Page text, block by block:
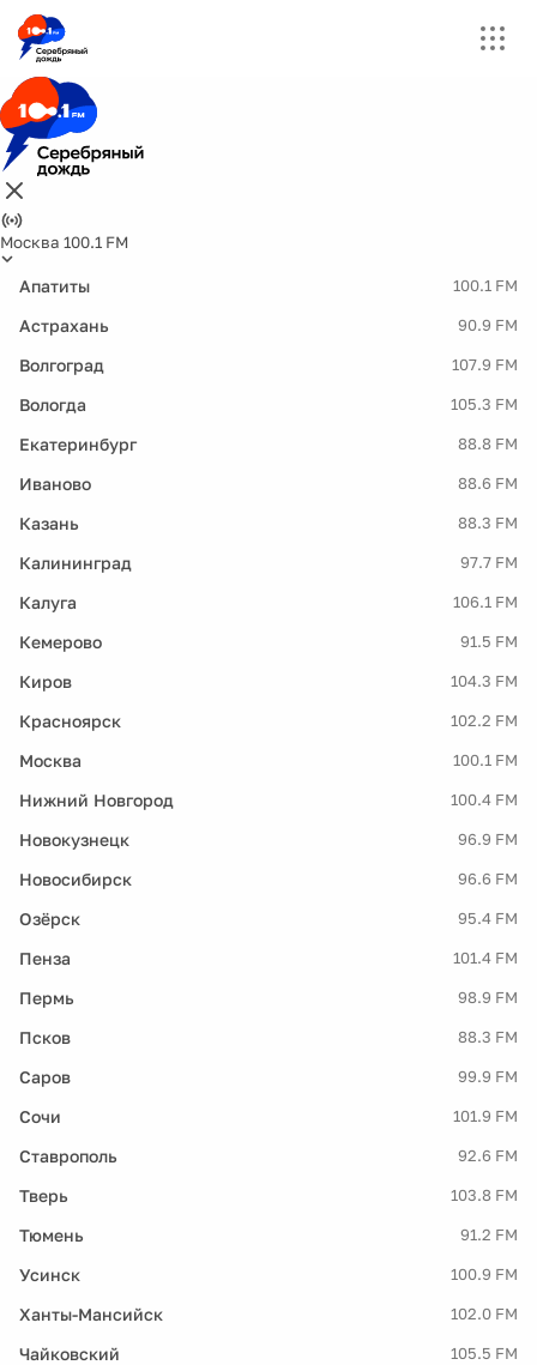
Москва 100.1 FM
Апатиты 100.1 FM
Астрахань 90.9 FM
Волгоград 107.9 FM
Вологда 105.3 FM
Екатеринбург 88.8 FM
Иваново 88.6 FM
Казань 88.3 FM
Калининград 97.7 FM
Калуга 106.1 FM
Кемерово 91.5 FM
Киров 104.3 FM
Красноярск 102.2 FM
Москва 100.1 FM
Нижний Новгород 100.4 FM
Новокузнецк 96.9 FM
Новосибирск 96.6 FM
Озёрск 95.4 FM
Пенза 101.4 FM
Пермь 98.9 FM
Псков 88.3 FM
Саров 99.9 FM
Сочи 101.9 FM
Ставрополь 92.6 FM
Тверь 103.8 FM
Тюмень 91.2 FM
Усинск 100.9 FM
Ханты-Мансийск 102.0 FM
Чайковский 105.5 FM